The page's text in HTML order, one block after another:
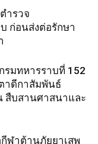
ำรวจ
ก่อนส่งต่อรักษา
รมทหารราบที่ 152
าดีกาสัมพันธ์
สืบสานศาสนาและ
ฬาต้านภัยยาเสพ